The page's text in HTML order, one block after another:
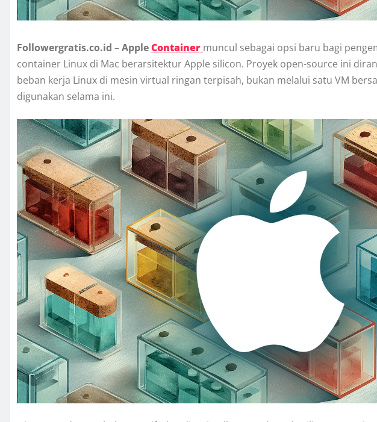
Followergratis.co.id –AppleContainer muncul sebagai opsi baru bagi
container Linux di Mac berarsitektur Apple silicon. Proyek open-source ini
beban kerja Linux di mesin virtual ringan terpisah, bukan melalui satu VM
digunakan selama ini.